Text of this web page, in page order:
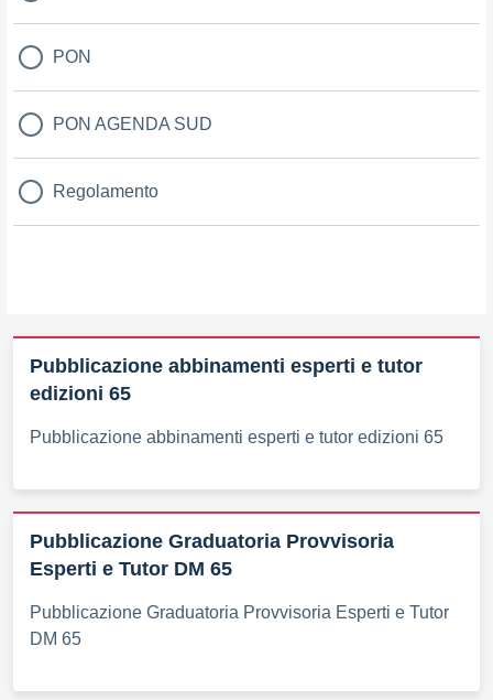
PON
PON AGENDA SUD
Regolamento
Pubblicazione abbinamenti esperti e tutor
edizioni 65
Pubblicazione abbinamenti esperti e tutor edizioni 65
Pubblicazione Graduatoria Provvisoria
Esperti e Tutor DM 65
Pubblicazione Graduatoria Provvisoria Esperti e Tutor
DM 65